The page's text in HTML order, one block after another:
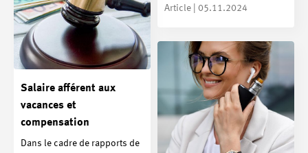
Article | 05.11.2024
Salaire afférent aux
vacances et
compensation
Dans le cadre de rapports de